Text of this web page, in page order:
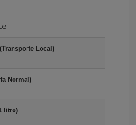
Local)
Normal)
litro)